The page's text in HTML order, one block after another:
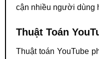
cận nhiều người dùng
Thuật Toán
Thuật toán YouTube